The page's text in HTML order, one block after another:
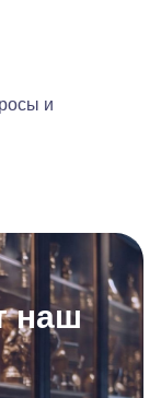
и
наш